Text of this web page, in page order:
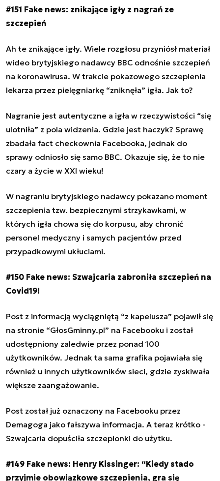
#151 Fake news: znikające igły z nagrań ze
szczepień
Ah te znikające igły. Wiele rozgłosu przyniósł materiał
wideo brytyjskiego nadawcy BBC odnośnie szczepień
na koronawirusa. W trakcie pokazowego szczepienia
lekarza przez pielęgniarkę “zniknęła” igła. Jak to?
Nagranie jest autentyczne a igła w rzeczywistości “się
ulotniła” z pola widzenia. Gdzie jest haczyk? Sprawę
zbadała fact checkownia Facebooka, jednak do
sprawy odniosło się samo BBC. Okazuje się, że to nie
czary a życie w XXI wieku!
W nagraniu brytyjskiego nadawcy pokazano moment
szczepienia tzw. bezpiecznymi strzykawkami, w
których igła chowa się do korpusu, aby chronić
personel medyczny i samych pacjentów przed
przypadkowymi ukłuciami.
#150 Fake news: Szwajcaria zabroniła szczepień na
Covid19!
Post z informacją wyciągniętą “z kapelusza” pojawił się
na stronie “GłosGminny.pl” na Facebooku i został
udostępniony zaledwie przez ponad 100
użytkowników. Jednak ta sama grafika pojawiała się
również u innych użytkowników sieci, gdzie zyskiwała
większe zaangażowanie.
Post został już oznaczony na Facebooku przez
Demagoga jako fałszywa informacja. A teraz krótko -
Szwajcaria dopuściła szczepionki do użytku.
#149 Fake news: Henry Kissinger: “Kiedy stado
przyjmie obowiązkowe szczepienia, gra się